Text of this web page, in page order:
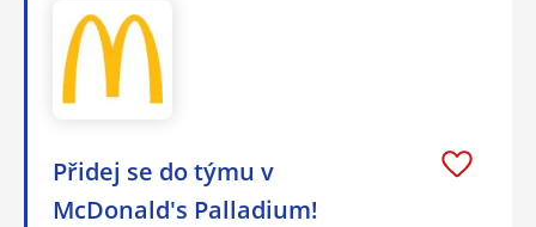
Přidej se do týmu v
McDonald's Palladium!